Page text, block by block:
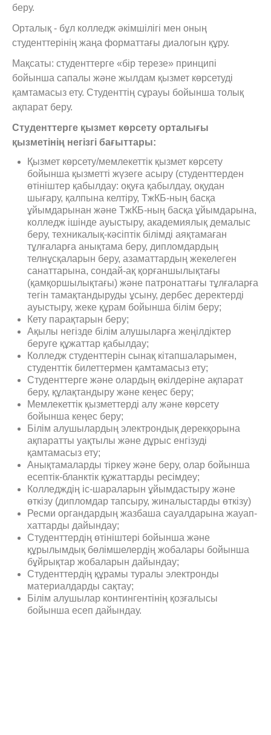
беру.
Орталық - бұл колледж әкімшілігі мен оның
студенттерінің жаңа форматтағы диалогын құру.
Мақсаты: студенттерге «бір терезе» принципі
бойынша сапалы және жылдам қызмет көрсетуді
қамтамасыз ету. Студенттің сұрауы бойынша толық
ақпарат беру.
Студенттерге қызмет көрсету орталығы
қызметінің негізгі бағыттары:
Қызмет көрсету/мемлекеттік қызмет көрсету
бойынша қызметті жүзеге асыру (студенттерден
өтініштер қабылдау: оқуға қабылдау, оқудан
шығару, қалпына келтіру, ТжКБ-ның басқа
ұйымдарынан және ТжКБ-ның басқа ұйымдарына,
колледж ішінде ауыстыру, академиялық демалыс
беру, техникалық-кәсіптік білімді аяқтамаған
тұлғаларға анықтама беру, дипломдардың
телнұсқаларын беру, азаматтардың жекелеген
санаттарына, сондай-ақ қорғаншылықтағы
(қамқоршылықтағы) және патронаттағы тұлғаларға
тегін тамақтандыруды ұсыну, дербес деректерді
ауыстыру, жеке құрам бойынша білім беру;
Кету парақтарын беру;
Ақылы негізде білім алушыларға жеңілдіктер
беруге құжаттар қабылдау;
Колледж студенттерін сынақ кітапшаларымен,
студенттік билеттермен қамтамасыз ету;
Студенттерге және олардың өкілдеріне ақпарат
беру, құлақтандыру және кеңес беру;
Мемлекеттік қызметтерді алу және көрсету
бойынша кеңес беру;
Білім алушылардың электрондық дерекқорына
ақпаратты уақтылы және дұрыс енгізуді
қамтамасыз ету;
Анықтамаларды тіркеу және беру, олар бойынша
есептік-бланктік құжаттарды ресімдеу;
Колледждің іс-шараларын ұйымдастыру және
өткізу (дипломдар тапсыру, жиналыстарды өткізу)
Ресми органдардың жазбаша сауалдарына жауап-
хаттарды дайындау;
Студенттердің өтініштері бойынша және
құрылымдық бөлімшелердің жобалары бойынша
бұйрықтар жобаларын дайындау;
Студенттердің құрамы туралы электронды
материалдарды сақтау;
Білім алушылар контингентінің қозғалысы
бойынша есеп дайындау.